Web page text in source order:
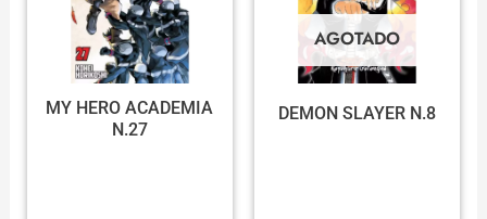
MY HERO ACADEMIA
N.27
AGOTADO
DEMON SLAYER N.8